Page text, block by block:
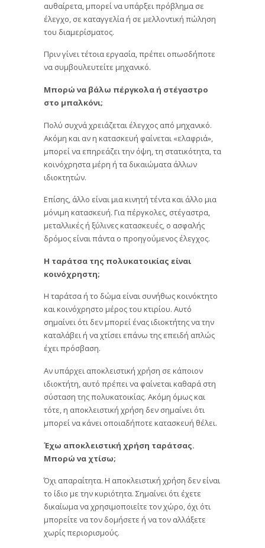
αυθαίρετα, μπορεί να υπάρξει πρόβλημα σε
έλεγχο, σε καταγγελία ή σε μελλοντική πώληση
του διαμερίσματος.
Πριν γίνει τέτοια εργασία, πρέπει οπωσδήποτε
να συμβουλευτείτε μηχανικό.
Μπορώ να βάλω πέργκολα ή στέγαστρο
στο μπαλκόνι;
Πολύ συχνά χρειάζεται έλεγχος από μηχανικό.
Ακόμη και αν η κατασκευή φαίνεται «ελαφριά»,
μπορεί να επηρεάζει την όψη, τη στατικότητα, τα
κοινόχρηστα μέρη ή τα δικαιώματα άλλων
ιδιοκτητών.
Επίσης, άλλο είναι μια κινητή τέντα και άλλο μια
μόνιμη κατασκευή. Για πέργκολες, στέγαστρα,
μεταλλικές ή ξύλινες κατασκευές, ο ασφαλής
δρόμος είναι πάντα ο προηγούμενος έλεγχος.
Η ταράτσα της πολυκατοικίας είναι
κοινόχρηστη;
Η ταράτσα ή το δώμα είναι συνήθως κοινόκτητο
και κοινόχρηστο μέρος του κτιρίου. Αυτό
σημαίνει ότι δεν μπορεί ένας ιδιοκτήτης να την
καταλάβει ή να χτίσει επάνω της επειδή απλώς
έχει πρόσβαση.
Αν υπάρχει αποκλειστική χρήση σε κάποιον
ιδιοκτήτη, αυτό πρέπει να φαίνεται καθαρά στη
σύσταση της πολυκατοικίας. Ακόμη όμως και
τότε, η αποκλειστική χρήση δεν σημαίνει ότι
μπορεί να κάνει οποιαδήποτε κατασκευή θέλει.
Έχω αποκλειστική χρήση ταράτσας.
Μπορώ να χτίσω;
Όχι απαραίτητα. Η αποκλειστική χρήση δεν είναι
το ίδιο με την κυριότητα. Σημαίνει ότι έχετε
δικαίωμα να χρησιμοποιείτε τον χώρο, όχι ότι
μπορείτε να τον δομήσετε ή να τον αλλάξετε
χωρίς περιορισμούς.